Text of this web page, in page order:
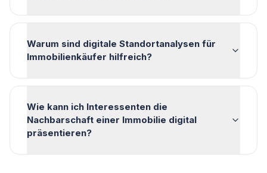
Warum sind digitale Standortanalysen für
Immobilienkäufer hilfreich?
Wie kann ich Interessenten die
Nachbarschaft einer Immobilie digital
präsentieren?